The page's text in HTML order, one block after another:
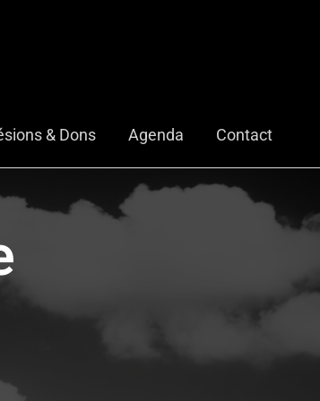
& Dons Agenda Contact